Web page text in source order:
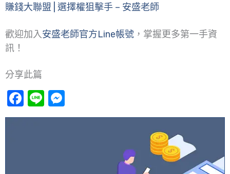
賺錢大聯盟 | 選擇權狙擊手 – 安盛老師
歡迎加入安盛老師官方Line帳號 ，掌握更多第一手資
訊！
分享此篇
Facebook
Line